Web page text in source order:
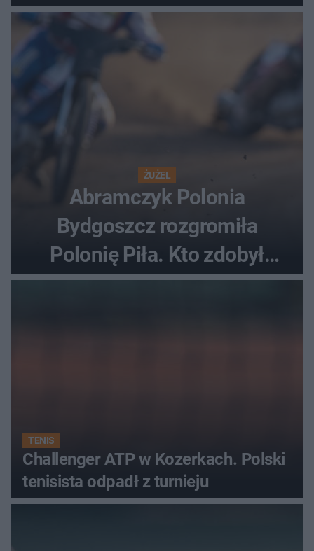
ostatnią porażkę?
ŻUŻEL
Abramczyk Polonia
Bydgoszcz rozgromiła
Polonię Piła. Kto zdobył
najwięcej punktów?
TENIS
Challenger ATP w Kozerkach. Polski
tenisista odpadł z turnieju